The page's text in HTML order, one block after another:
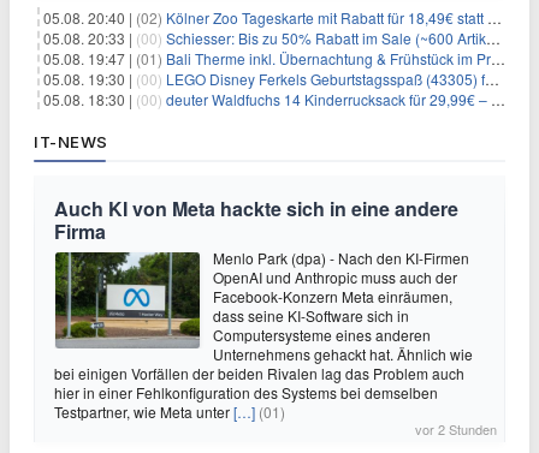
05.08. 20:40 | (02) Kölner Zoo Tageskarte mit Rabatt für 18,49€ statt 29,50€ – einlösbar bis Dezember
05.08. 20:33 | (00) Schiesser: Bis zu 50% Rabatt im Sale (~600 Artikel zur Auswahl)
05.08. 19:47 | (01) Bali Therme inkl. Übernachtung & Frühstück im Premium Hotel (Bad Oeynhausen) ab 89€ p.P.
05.08. 19:30 | (00) LEGO Disney Ferkels Geburtstagsspaß (43305) für 29,10€
05.08. 18:30 | (00) deuter Waldfuchs 14 Kinderrucksack für 29,99€ – Amber-maple
IT-NEWS
Auch KI von Meta hackte sich in eine andere
Firma
Menlo Park (dpa) - Nach den KI-Firmen
OpenAI und Anthropic muss auch der
Facebook-Konzern Meta einräumen,
dass seine KI-Software sich in
Computersysteme eines anderen
Unternehmens gehackt hat. Ähnlich wie
bei einigen Vorfällen der beiden Rivalen lag das Problem auch
hier in einer Fehlkonfiguration des Systems bei demselben
Testpartner, wie Meta unter[…] (01)
vor 2 Stunden